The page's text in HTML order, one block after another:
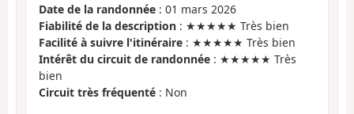
Date de la randonnée : 01 mars 2026
Fiabilité de la description : ★★★★★ Très bien
Facilité à suivre l'itinéraire : ★★★★★ Très bien
Intérêt du circuit de randonnée : ★★★★★ Très
bien
Circuit très fréquenté : Non